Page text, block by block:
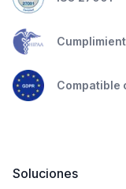
Compatible
Soluciones